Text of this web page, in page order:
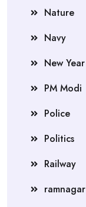
Nature
Navy
New Year
PM Modi
Police
Politics
Railway
ramnagar